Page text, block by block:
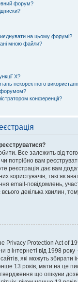
форум?
на цьому форумі?
мною файли?
X?
некоректного
форумом?
конференції?
Все залежить від
потрібно вам
реєстрація дає вам
користувачів, такі як
email-повідомлень,
всього декілька хвилин,
Privacy Protection Act of
в інтернеті від 1998
які можуть збирати
13 років, мати на це
що опікуни